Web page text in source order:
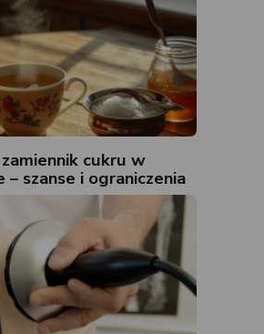
cukru w
– szanse i ograniczenia